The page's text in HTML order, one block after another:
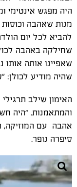
היה מפגש אינטימי
מנות שאהבה וכוסות
להביא לכל יום
שחילקה באהבה
שאפיינו אותה
שהיה מודיע לכולן: "
האימון שילב תרגילי
והמתאמנות. “היה
אהבה עם המוזיקה,
סיפרה נופר.